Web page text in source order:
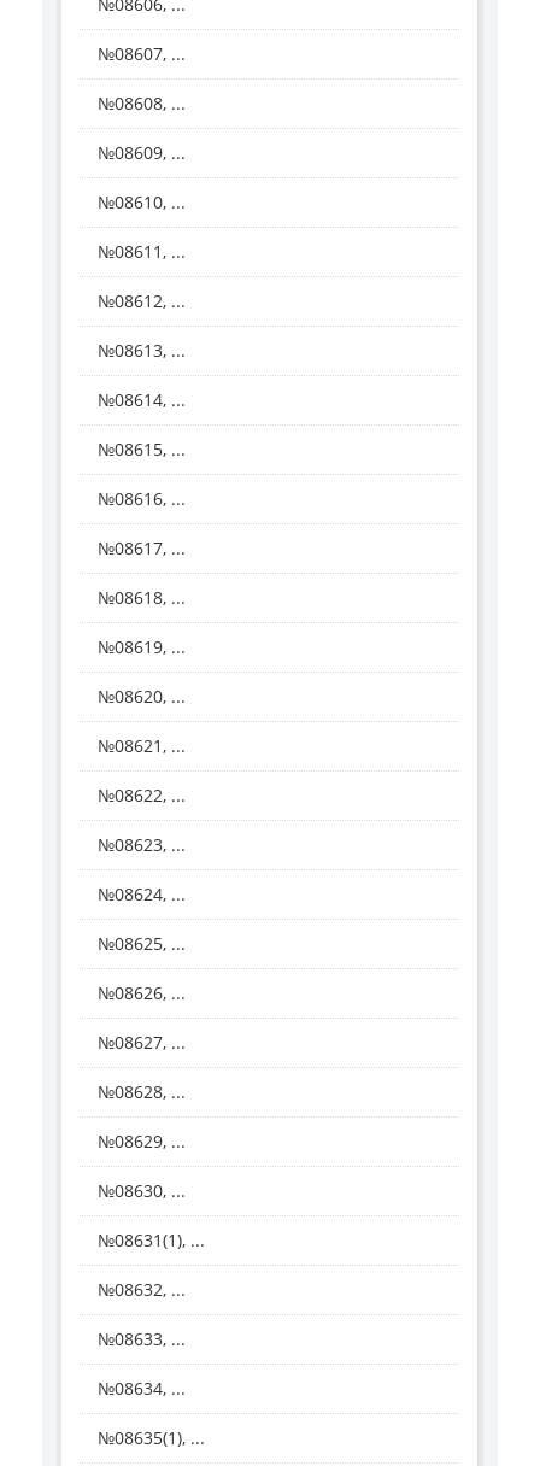
№08607, ...
№08608, ...
№08609, ...
№08610, ...
№08611, ...
№08612, ...
№08613, ...
№08614, ...
№08615, ...
№08616, ...
№08617, ...
№08618, ...
№08619, ...
№08620, ...
№08621, ...
№08622, ...
№08623, ...
№08624, ...
№08625, ...
№08626, ...
№08627, ...
№08628, ...
№08629, ...
№08630, ...
№08631(1), ...
№08632, ...
№08633, ...
№08634, ...
№08635(1), ...